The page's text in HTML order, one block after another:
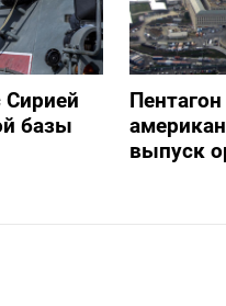
Сирией
базы
выпуск